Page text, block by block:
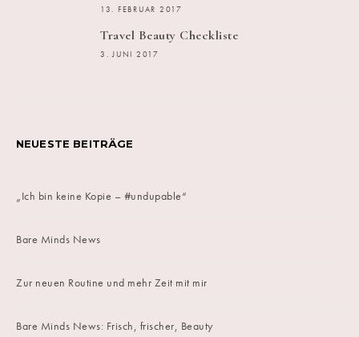
13. FEBRUAR 2017
Travel Beauty Checkliste
3. JUNI 2017
NEUESTE BEITRÄGE
„Ich bin keine Kopie – #undupable“
Bare Minds News
Zur neuen Routine und mehr Zeit mit mir
Bare Minds News: Frisch, frischer, Beauty